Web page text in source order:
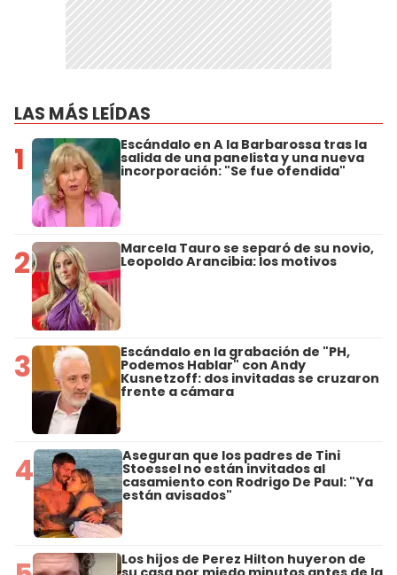
LAS MÁS LEÍDAS
1 Escándalo en A la Barbarossa tras la
salida de una panelista y una nueva
incorporación: "Se fue ofendida"
2 Marcela Tauro se separó de su novio,
Leopoldo Arancibia: los motivos
3 Escándalo en la grabación de "PH,
Podemos Hablar" con Andy
Kusnetzoff: dos invitadas se cruzaron
frente a cámara
4 Aseguran que los padres de Tini
Stoessel no están invitados al
casamiento con Rodrigo De Paul: "Ya
están avisados"
Los hijos de Perez Hilton huyeron de